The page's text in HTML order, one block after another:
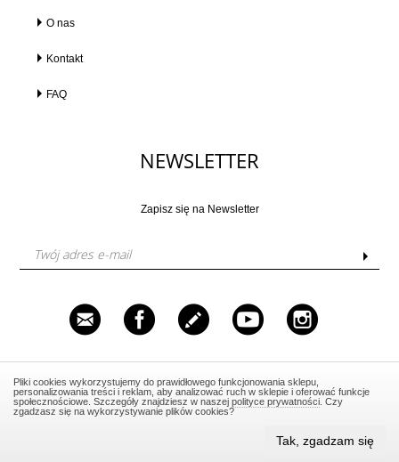
O nas
Kontakt
FAQ
NEWSLETTER
Zapisz się na Newsletter
NIP: 5252327418, Tel.: 606 562 520, Email:
salon@warsztatpiekna.pl
Nie prowadzimy sprzedaży stacjonarnej.
Pliki cookies wykorzystujemy do prawidłowego funkcjonowania sklepu,
personalizowania treści i reklam, aby analizować ruch w sklepie i oferować funkcje
społecznościowe. Szczegóły znajdziesz w naszej polityce prywatności . Czy
zgadzasz się na wykorzystywanie plików cookies?
Tak, zgadzam się